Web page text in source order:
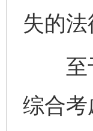
失的法
至于
综合